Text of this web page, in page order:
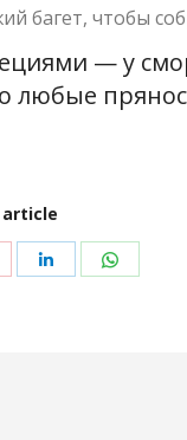
багет, чтобы
— у
любые
Поделиться